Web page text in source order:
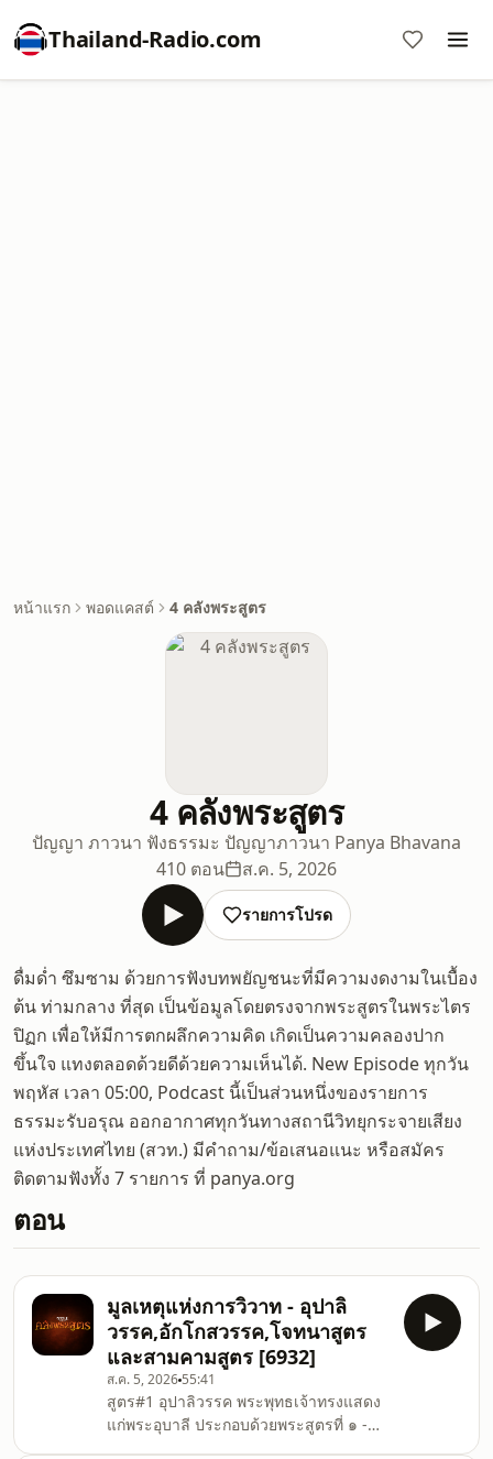
Thailand-Radio.com
หน้าแรก พอดแคสต์ 4 คลังพระสูตร
4 คลังพระสูตร
ปัญญา ภาวนา ฟังธรรมะ ปัญญาภาวนา Panya Bhavana
410 ตอน
ส.ค. 5, 2026
รายการโปรด
ดื่มด่ำ ซึมซาม ด้วยการฟังบทพยัญชนะที่มีความงดงามในเบื้อง
ต้น ท่ามกลาง ที่สุด เป็นข้อมูลโดยตรงจากพระสูตรในพระไตร
ปิฏก เพื่อให้มีการตกผลึกความคิด เกิดเป็นความคลองปาก
ขึ้นใจ แทงตลอดด้วยดีด้วยความเห็นได้. New Episode ทุกวัน
พฤหัส เวลา 05:00, Podcast นี้เป็นส่วนหนึ่งของรายการ
ธรรมะรับอรุณ ออกอากาศทุกวันทางสถานีวิทยุกระจายเสียง
แห่งประเทศไทย (สวท.) มีคำถาม/ข้อเสนอแนะ หรือสมัคร
ติดตามฟังทั้ง 7 รายการ ที่ panya.org
ตอน
มูลเหตุแห่งการวิวาท - อุปาลิ
วรรค,อักโกสวรรค,โจทนาสูตร
และสามคามสูตร [6932]
ส.ค. 5, 2026 55:41
สูตร#1 อุปาลิวรรค พระพุทธเจ้าทรงแสดง
แก่พระอุบาลี ประกอบด้วยพระสูตรที่ ๑ -